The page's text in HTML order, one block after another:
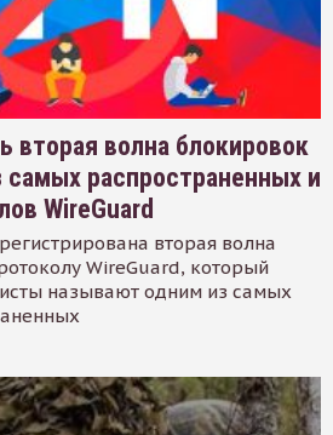
вторая волна блокировок
самых распространенных и
WireGuard
вторая волна
WireGuard, который
называют одним из самых